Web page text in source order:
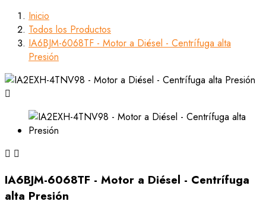
Inicio
Todos los Productos
IA6BJM-6068TF - Motor a Diésel - Centrífuga alta
Presión

 
IA6BJM-6068TF - Motor a Diésel - Centrífuga
alta Presión